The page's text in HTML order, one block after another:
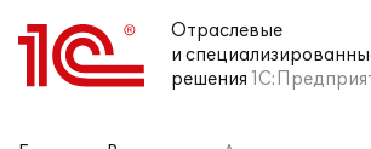
Отраслевые
и
решения